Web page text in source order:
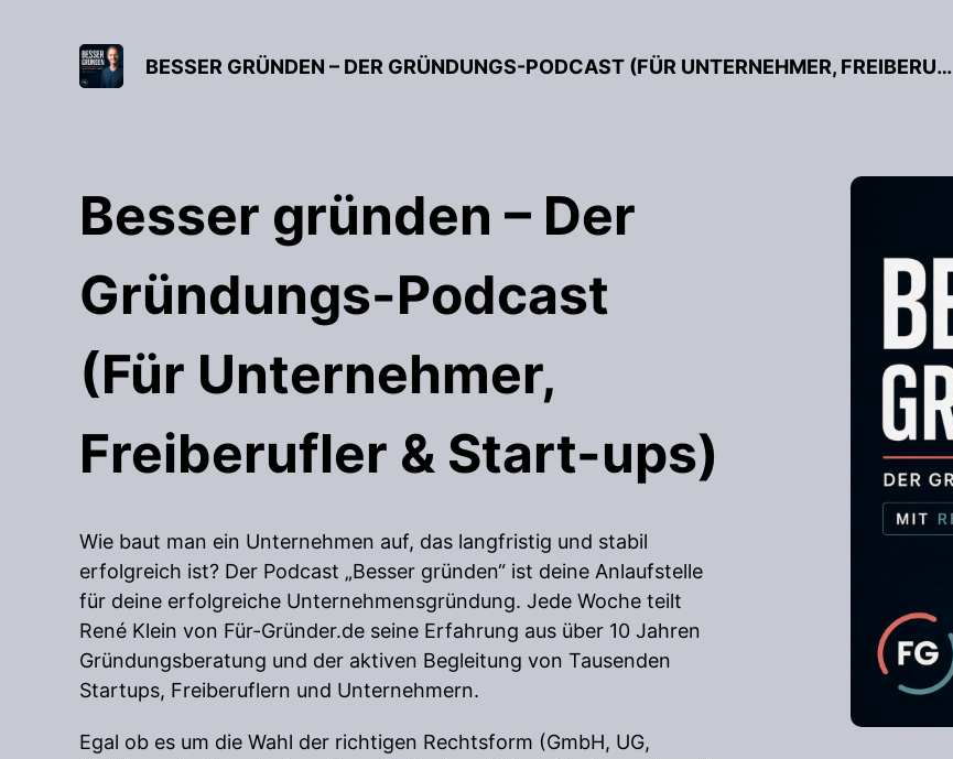
BESSER GRÜNDEN – DER GRÜNDUNGS-PODCAST (FÜR UNTERNEHMER, FREIBERUFLER & START-UPS)
Besser gründen – Der
Gründungs-Podcast
(Für Unternehmer,
Freiberufler & Start-ups)
Wie baut man ein Unternehmen auf, das langfristig und stabil
erfolgreich ist? Der Podcast „Besser gründen“ ist deine Anlaufstelle
für deine erfolgreiche Unternehmensgründung. Jede Woche teilt
René Klein von Für-Gründer.de seine Erfahrung aus über 10 Jahren
Gründungsberatung und der aktiven Begleitung von Tausenden
Startups, Freiberuflern und Unternehmern.
Egal ob es um die Wahl der richtigen Rechtsform (GmbH, UG,